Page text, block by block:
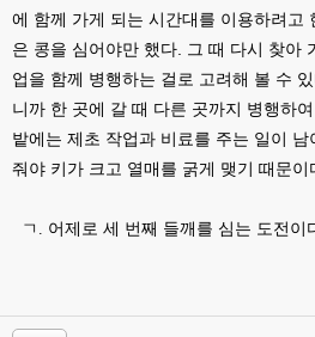
에 함께 가게 되는 시간대를 이용하려고
은 콩을 심어야만 했다. 그 때 다시 찾아
업을 함께 병행하는 걸로 고려해 볼 수
니까 한 곳에 갈 때 다른 곳까지 병행하
밭에는 제초 작업과 비료를 주는 일이
줘야 키가 크고 열매를 굵게 맺기 때문이
ㄱ. 어제로 세 번째 들깨를 심는 도전이